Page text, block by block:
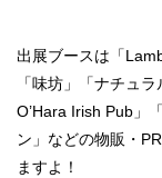
出展ブースは「
「味坊」「ナチュ
O’Hara Irish Pub」
ン」などの物販・
ますよ！